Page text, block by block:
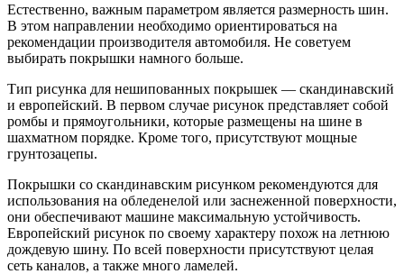
Естественно, важным параметром является размерность шин.
В этом направлении необходимо ориентироваться на
рекомендации производителя автомобиля. Не советуем
выбирать покрышки намного больше.
Тип рисунка для нешипованных покрышек — скандинавский
и европейский. В первом случае рисунок представляет собой
ромбы и прямоугольники, которые размещены на шине в
шахматном порядке. Кроме того, присутствуют мощные
грунтозацепы.
Покрышки со скандинавским рисунком рекомендуются для
использования на обледенелой или заснеженной поверхности,
они обеспечивают машине максимальную устойчивость.
Европейский рисунок по своему характеру похож на летнюю
дождевую шину. По всей поверхности присутствуют целая
сеть каналов, а также много ламелей.